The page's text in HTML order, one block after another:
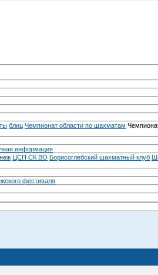
блиц Чемпионат области по шахматам
информация
ЦСП СК ВО Борисоглебский шахматный клуб
фестиваля